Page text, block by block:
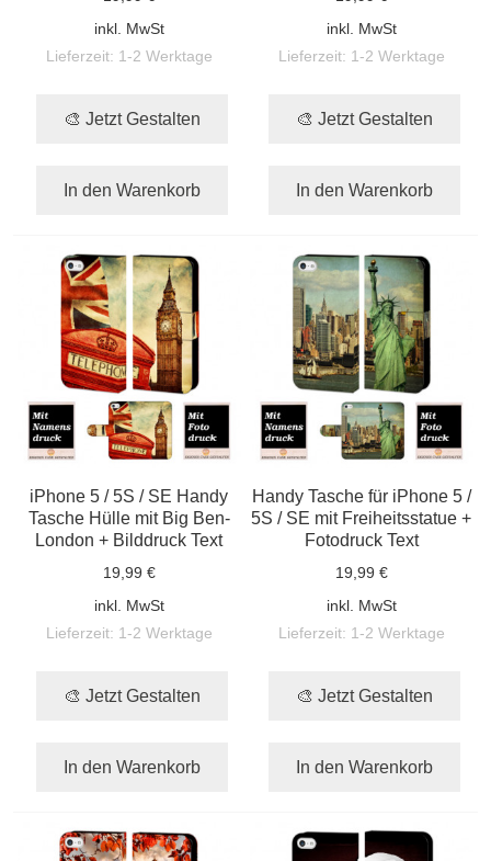
inkl. MwSt
Lieferzeit: 1-2 Werktage
🎨 Jetzt Gestalten
In den Warenkorb
inkl. MwSt
Lieferzeit: 1-2 Werktage
🎨 Jetzt Gestalten
In den Warenkorb
iPhone 5 / 5S / SE Handy
Tasche Hülle mit Big Ben-
London + Bilddruck Text
19,99 €
inkl. MwSt
Lieferzeit: 1-2 Werktage
🎨 Jetzt Gestalten
In den Warenkorb
Handy Tasche für iPhone 5 /
5S / SE mit Freiheitsstatue +
Fotodruck Text
19,99 €
inkl. MwSt
Lieferzeit: 1-2 Werktage
🎨 Jetzt Gestalten
In den Warenkorb